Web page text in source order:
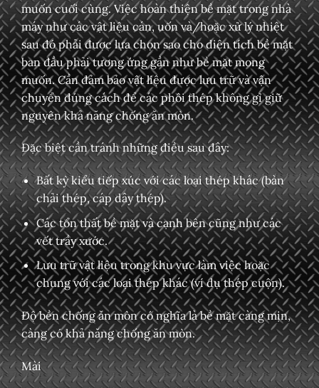
muốn cuối cùng. Việc hoàn thiện bề mặt trong nhà
máy như các vật liệu cán, uốn và/hoặc xử lý nhiệt
sau đó phải được lựa chọn sao cho diện tích bề mặt
ban đầu phải tương ứng gần như bề mặt mong
muốn. Cần đảm bảo vật liệu được lưu trữ và vận
chuyển đúng cách để các phôi thép không gỉ giữ
nguyên khả năng chống ăn mòn.
Đặc biệt cần tránh những điều sau đây:
Bất kỳ kiểu tiếp xúc với các loại thép khác (bàn
chải thép, cáp dây thép).
Các tổn thất bề mặt và cạnh bên cũng như các
vết trầy xước.
Lưu trữ vật liệu trong khu vực làm việc hoặc
chung với các loại thép khác (ví dụ thép cuộn).
Độ bền chống ăn mòn có nghĩa là bề mặt càng mịn,
càng có khả năng chống ăn mòn.
Mài